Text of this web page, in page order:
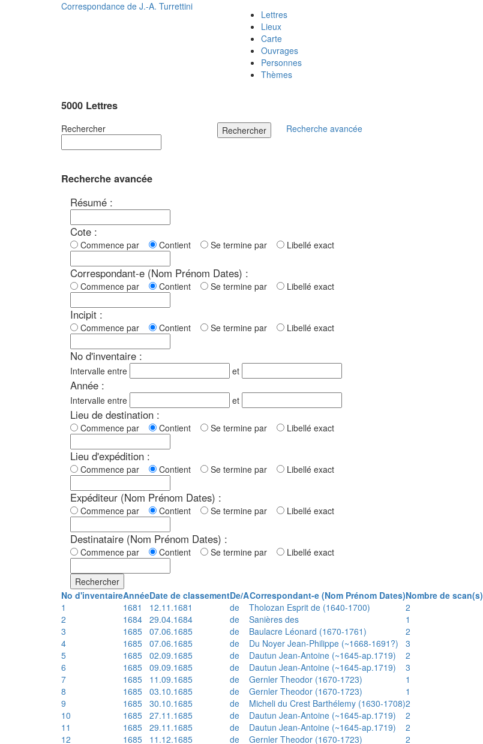
Correspondance de J.-A. Turrettini
Lettres
Lieux
Carte
Ouvrages
Personnes
Thèmes
5000 Lettres
Rechercher Rechercher Recherche avancée
Recherche avancée
Résumé :
Cote :
Commence par Contient Se termine par Libellé exact
Correspondant-e (Nom Prénom Dates) :
Commence par Contient Se termine par Libellé exact
Incipit :
Commence par Contient Se termine par Libellé exact
No d'inventaire :
Intervalle entre et
Année :
Intervalle entre et
Lieu de destination :
Commence par Contient Se termine par Libellé exact
Lieu d'expédition :
Commence par Contient Se termine par Libellé exact
Expéditeur (Nom Prénom Dates) :
Commence par Contient Se termine par Libellé exact
Destinataire (Nom Prénom Dates) :
Commence par Contient Se termine par Libellé exact
Rechercher
No d'inventaireAnnéeDate de classementDe/ACorrespondant-e (Nom Prénom Dates)Nombre de scan(s)
1
1681 12.11.1681 de Tholozan Esprit de (1640-1700)
2
2
1684 29.04.1684 de Sanières des
1
3
1685 07.06.1685 de Baulacre Léonard (1670-1761)
2
4
1685 07.06.1685 de Du Noyer Jean-Philippe (~1668-1691?)
3
5
1685 02.09.1685 de Dautun Jean-Antoine (~1645-ap.1719)
2
6
1685 09.09.1685 de Dautun Jean-Antoine (~1645-ap.1719)
3
7
1685 11.09.1685 de Gernler Theodor (1670-1723)
1
8
1685 03.10.1685 de Gernler Theodor (1670-1723)
1
9
1685 30.10.1685 de Micheli du Crest Barthélemy (1630-1708)2
10
1685 27.11.1685 de Dautun Jean-Antoine (~1645-ap.1719)
2
11
1685 29.11.1685 de Dautun Jean-Antoine (~1645-ap.1719)
2
12
1685 11.12.1685 de Gernler Theodor (1670-1723)
2